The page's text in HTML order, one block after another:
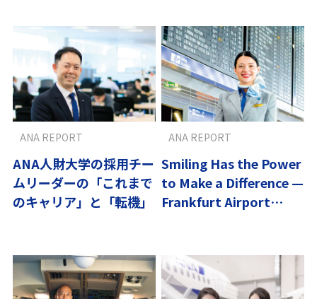
ANA人財大学の採用チー
ムリーダーの「これまで
のキャリア」と「転機」
ANA REPORT
Smiling Has the Power
to Make a Difference —
Frankfurt Airport
ANA REPORT